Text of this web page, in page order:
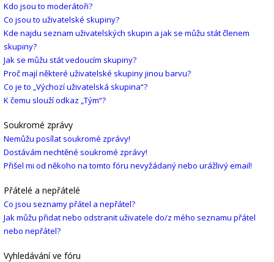
Kdo jsou to moderátoři?
Co jsou to uživatelské skupiny?
Kde najdu seznam uživatelských skupin a jak se můžu stát členem
skupiny?
Jak se můžu stát vedoucím skupiny?
Proč mají některé uživatelské skupiny jinou barvu?
Co je to „Výchozí uživatelská skupina“?
K čemu slouží odkaz „Tým“?
Soukromé zprávy
Nemůžu posílat soukromé zprávy!
Dostávám nechtěné soukromé zprávy!
Přišel mi od někoho na tomto fóru nevyžádaný nebo urážlivý email!
Přátelé a nepřátelé
Co jsou seznamy přátel a nepřátel?
Jak můžu přidat nebo odstranit uživatele do/z mého seznamu přátel
nebo nepřátel?
Vyhledávání ve fóru